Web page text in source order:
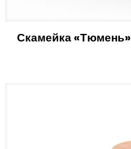
Скамейка «Тюмень»